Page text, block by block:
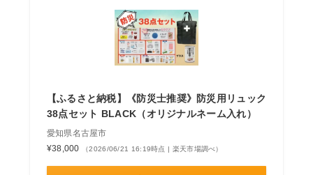
【ふるさと納税】《防災士推奨》防災用リュック
38点セット BLACK（オリジナルネーム入れ）
愛知県名古屋市
¥38,000
（2026/06/21 16:19時点 | 楽天市場調べ）